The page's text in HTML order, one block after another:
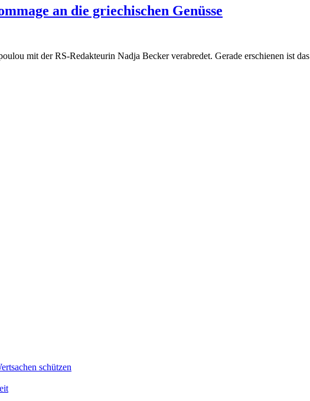
an die griechischen Genüsse
mit der RS-Redakteurin Nadja Becker verabredet. Gerade erschienen ist
schützen